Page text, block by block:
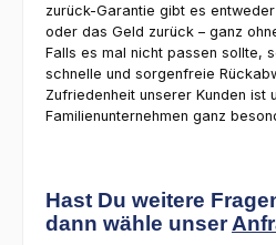
zurück-Garantie gibt es
oder das Geld zurück – ganz
Falls es mal nicht passen sollte,
schnelle und sorgenfreie
Zufriedenheit unserer Kunden ist
Familienunternehmen ganz
Hast Du weitere
dann wähle unser